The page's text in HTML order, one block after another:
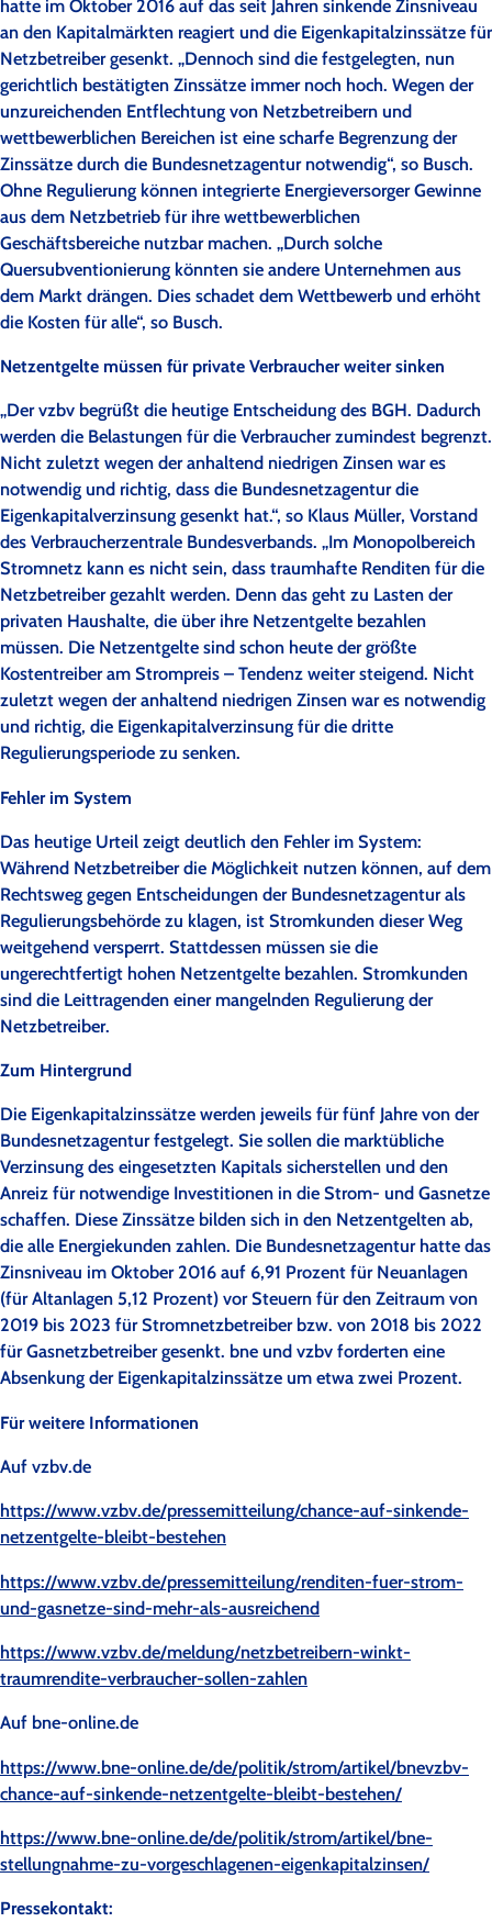
hatte im Oktober 2016 auf das seit Jahren sinkende Zinsniveau
an den Kapitalmärkten reagiert und die Eigenkapitalzinssätze für
Netzbetreiber gesenkt. „Dennoch sind die festgelegten, nun
gerichtlich bestätigten Zinssätze immer noch hoch. Wegen der
unzureichenden Entflechtung von Netzbetreibern und
wettbewerblichen Bereichen ist eine scharfe Begrenzung der
Zinssätze durch die Bundesnetzagentur notwendig“, so Busch.
Ohne Regulierung können integrierte Energieversorger Gewinne
aus dem Netzbetrieb für ihre wettbewerblichen
Geschäftsbereiche nutzbar machen. „Durch solche
Quersubventionierung könnten sie andere Unternehmen aus
dem Markt drängen. Dies schadet dem Wettbewerb und erhöht
die Kosten für alle“, so Busch.
Netzentgelte müssen für private Verbraucher weiter sinken
„Der vzbv begrüßt die heutige Entscheidung des BGH. Dadurch
werden die Belastungen für die Verbraucher zumindest begrenzt.
Nicht zuletzt wegen der anhaltend niedrigen Zinsen war es
notwendig und richtig, dass die Bundesnetzagentur die
Eigenkapitalverzinsung gesenkt hat.“, so Klaus Müller, Vorstand
des Verbraucherzentrale Bundesverbands. „Im Monopolbereich
Stromnetz kann es nicht sein, dass traumhafte Renditen für die
Netzbetreiber gezahlt werden. Denn das geht zu Lasten der
privaten Haushalte, die über ihre Netzentgelte bezahlen
müssen. Die Netzentgelte sind schon heute der größte
Kostentreiber am Strompreis – Tendenz weiter steigend. Nicht
zuletzt wegen der anhaltend niedrigen Zinsen war es notwendig
und richtig, die Eigenkapitalverzinsung für die dritte
Regulierungsperiode zu senken.
Fehler im System
Das heutige Urteil zeigt deutlich den Fehler im System:
Während Netzbetreiber die Möglichkeit nutzen können, auf dem
Rechtsweg gegen Entscheidungen der Bundesnetzagentur als
Regulierungsbehörde zu klagen, ist Stromkunden dieser Weg
weitgehend versperrt. Stattdessen müssen sie die
ungerechtfertigt hohen Netzentgelte bezahlen. Stromkunden
sind die Leittragenden einer mangelnden Regulierung der
Netzbetreiber.
Zum Hintergrund
Die Eigenkapitalzinssätze werden jeweils für fünf Jahre von der
Bundesnetzagentur festgelegt. Sie sollen die marktübliche
Verzinsung des eingesetzten Kapitals sicherstellen und den
Anreiz für notwendige Investitionen in die Strom- und Gasnetze
schaffen. Diese Zinssätze bilden sich in den Netzentgelten ab,
die alle Energiekunden zahlen. Die Bundesnetzagentur hatte das
Zinsniveau im Oktober 2016 auf 6,91 Prozent für Neuanlagen
(für Altanlagen 5,12 Prozent) vor Steuern für den Zeitraum von
2019 bis 2023 für Stromnetzbetreiber bzw. von 2018 bis 2022
für Gasnetzbetreiber gesenkt. bne und vzbv forderten eine
Absenkung der Eigenkapitalzinssätze um etwa zwei Prozent.
Für weitere Informationen
Auf vzbv.de
https://www.vzbv.de/pressemitteilung/chance-auf-sinkende-
netzentgelte-bleibt-bestehen
https://www.vzbv.de/pressemitteilung/renditen-fuer-strom-
und-gasnetze-sind-mehr-als-ausreichend
https://www.vzbv.de/meldung/netzbetreibern-winkt-
traumrendite-verbraucher-sollen-zahlen
Auf bne-online.de
https://www.bne-online.de/de/politik/strom/artikel/bnevzbv-
chance-auf-sinkende-netzentgelte-bleibt-bestehen/
https://www.bne-online.de/de/politik/strom/artikel/bne-
stellungnahme-zu-vorgeschlagenen-eigenkapitalzinsen/
Pressekontakt: